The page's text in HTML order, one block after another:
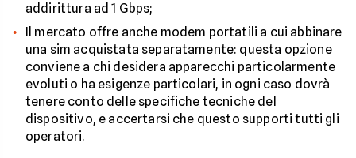
addirittura ad 1 Gbps;
Il mercato offre anche modem portatili a cui abbinare
una sim acquistata separatamente: questa opzione
conviene a chi desidera apparecchi particolarmente
evoluti o ha esigenze particolari, in ogni caso dovrà
tenere conto delle specifiche tecniche del
dispositivo, e accertarsi che questo supporti tutti gli
operatori.